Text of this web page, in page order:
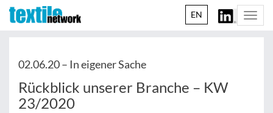
EN
02.06.20 – In eigener Sache
Rückblick unserer Branche – KW
23/2020